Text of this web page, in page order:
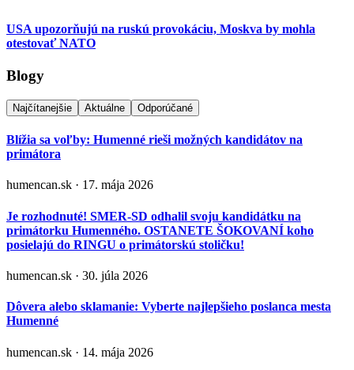
USA upozorňujú na ruskú provokáciu, Moskva by mohla
otestovať NATO
Blogy
Najčítanejšie Aktuálne Odporúčané
Blížia sa voľby: Humenné rieši možných kandidátov na
primátora
humencan.sk · 17. mája 2026
Je rozhodnuté! SMER-SD odhalil svoju kandidátku na
primátorku Humenného. OSTANETE ŠOKOVANÍ koho
posielajú do RINGU o primátorskú stoličku!
humencan.sk · 30. júla 2026
Dôvera alebo sklamanie: Vyberte najlepšieho poslanca mesta
Humenné
humencan.sk · 14. mája 2026